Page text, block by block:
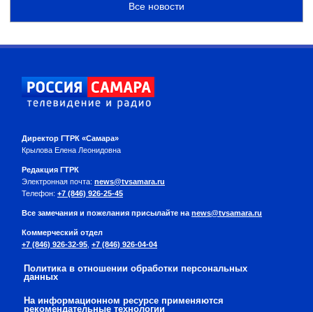
Все новости
Директор ГТРК «Самара»
Крылова Елена Леонидовна
Редакция ГТРК
Электронная почта: news@tvsamara.ru
Телефон: +7 (846) 926-25-45
Все замечания и пожелания присылайте на news@tvsamara.ru
Коммерческий отдел
+7 (846) 926-32-95 +7 (846) 926-04-04
Политика в отношении обработки персональных
данных
На информационном ресурсе применяются
рекомендательные технологии